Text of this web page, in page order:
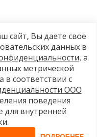
сайт, Вы даете свое
данных в
, а
метрической
в соответствии с
ООО
поведения
для внутренней